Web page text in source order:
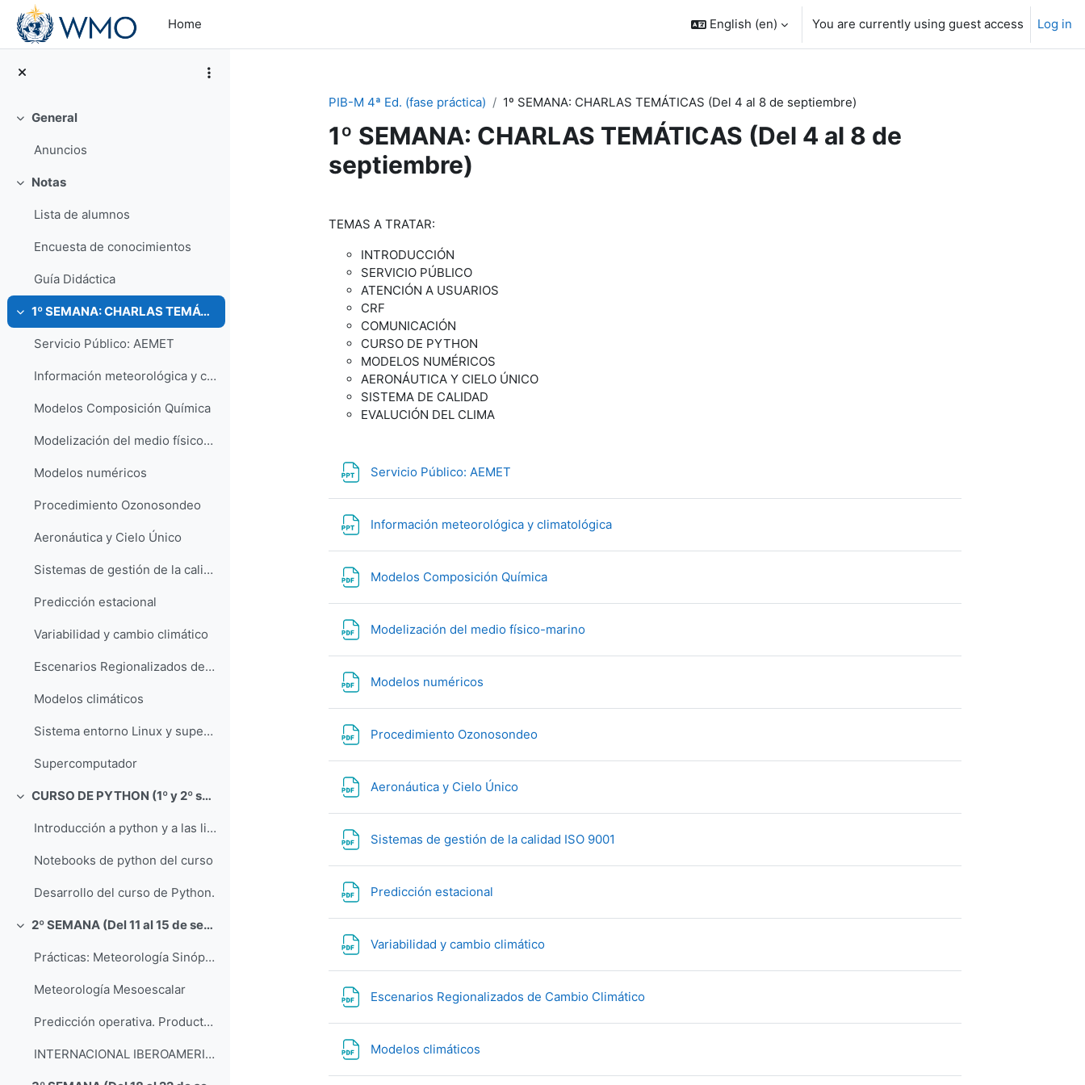
Skip to main content
Home
English ‎(en)‎ You are currently using guest access Log in
Collapse
General
Anuncios
Collapse
Notas
Lista de alumnos
Encuesta de conocimientos
Guía Didáctica
Collapse 1º SEMANA: CHARLAS TEMÁTICAS (Del 4 al 8 de septiembre)
Servicio Público: AEMET
Información meteorológica y climatológica
Modelos Composición Química
Modelización del medio físico-marino
Modelos numéricos
Procedimiento Ozonosondeo
Aeronáutica y Cielo Único
Sistemas de gestión de la calidad ISO 9001
Predicción estacional
Variabilidad y cambio climático
Escenarios Regionalizados de Cambio Climático
Modelos climáticos
Sistema entorno Linux y supercomputador
Supercomputador
Collapse CURSO DE PYTHON (1º y 2º semana)
Introducción a python y a las librerías científicas
Notebooks de python del curso
Desarrollo del curso de Python.
Collapse 2º SEMANA (Del 11 al 15 de septiembre)
Prácticas: Meteorología Sinóptica
Meteorología Mesoescalar
Predicción operativa. Productos y uso del EPS del ECMWF
INTERNACIONAL IBEROAMERICA 2023 MTG
PIB-M 4ª Ed. (fase práctica) 1º SEMANA: CHARLAS TEMÁTICAS (Del 4 al 8 de septiembre)
1º SEMANA: CHARLAS TEMÁTICAS (Del 4 al 8 de
septiembre)
Section outline
TEMAS A TRATAR:
INTRODUCCIÓN
SERVICIO PÚBLICO
ATENCIÓN A USUARIOS
CRF
COMUNICACIÓN
CURSO DE PYTHON
MODELOS NUMÉRICOS
AERONÁUTICA Y CIELO ÚNICO
SISTEMA DE CALIDAD
EVALUCIÓN DEL CLIMA
Servicio Público: AEMET
Información meteorológica y climatológica
Modelos Composición Química
Modelización del medio físico-marino
Modelos numéricos
Procedimiento Ozonosondeo
Aeronáutica y Cielo Único
Sistemas de gestión de la calidad ISO 9001
Predicción estacional
Variabilidad y cambio climático
Escenarios Regionalizados de Cambio Climático
Modelos climáticos